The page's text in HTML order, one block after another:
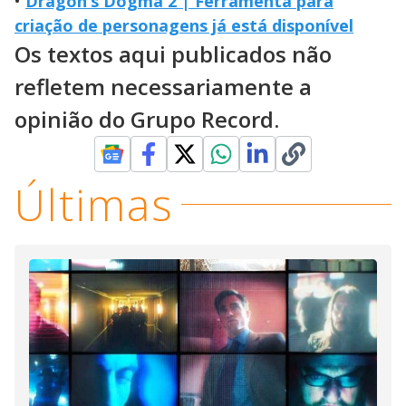
criação de personagens já está disponível
Os textos aqui publicados não
refletem necessariamente a
opinião do Grupo Record.
Últimas